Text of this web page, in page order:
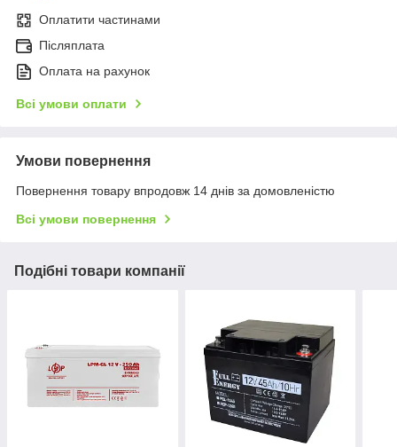
Оплатити частинами
Післяплата
Оплата на рахунок
Всі умови оплати
Умови повернення
Повернення товару впродовж 14 днів за домовленістю
Всі умови повернення
Подібні товари компанії